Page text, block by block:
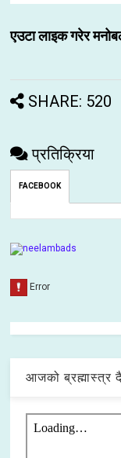
एउटा लाइक गरेर
SHARE: 520
प्रतिक्रिया
FACEBOOK
आजको ब्रह्मास्त्र